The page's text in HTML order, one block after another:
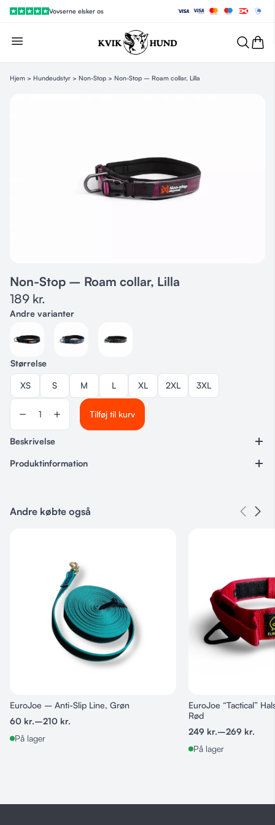
Vovserne elsker os
Hjem > Hundeudstyr > Non-Stop > Non-Stop – Roam collar, Lilla
Non-Stop – Roam collar, Lilla
189 kr.
Andre varianter
Størrelse
XS S M L XL 2XL 3XL
Tilføj til kurv
Beskrivelse
Produktinformation
Kategorier
Andre købte også
EuroJoe – Anti-Slip Line, Grøn
60 kr.–210 kr.
På lager
EuroJoe “Tactical”
Rød
249 kr.–269 kr.
På lager